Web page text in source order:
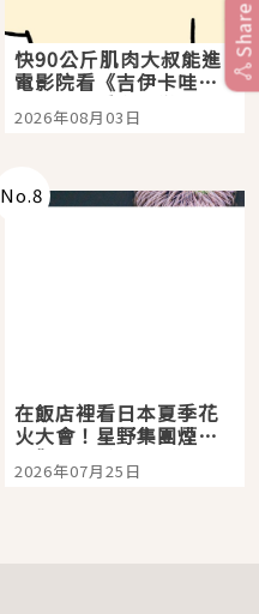
快90公斤肌肉大叔能進
電影院看《吉伊卡哇》
嗎？日本重金屬樂團
「打首」會長與nagano
2026年08月03日
No.8
在飯店裡看日本夏季花
火大會！星野集團煙火
景觀飯店6選，讓你不用
人擠人悠閒欣賞
2026年07月25日
Share